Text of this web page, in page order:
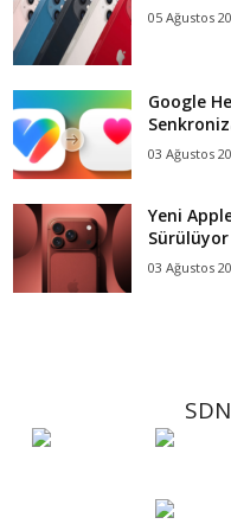
05 Ağustos
Google
03 Ağustos
Yeni
Sürülüyor
03 Ağustos